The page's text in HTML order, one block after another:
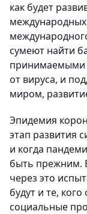
как будет
международных
сумеют найти
принимаемыми
от вируса, и
миром,
Эпидемия
этап развития
и когда
быть прежним.
через это
будут и те,
социальные